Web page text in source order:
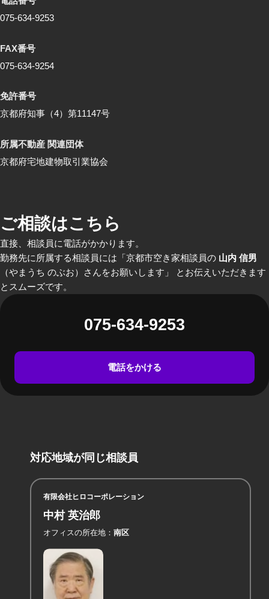
075-634-9253
FAX番号
075-634-9254
免許番号
京都府知事（4）第11147号
所属不動産 関連団体
京都府宅地建物取引業協会
ご相談はこちら
直接、相談員に電話がかかります。
勤務先に所属する相談員には「京都市空き家相談員の 山内 信男
（やまうち のぶお）さんをお願いします」 とお伝えいただきます
とスムーズです。
075-634-9253
電話をかける
対応地域が同じ相談員
有限会社ヒロコーポレーション
中村 英治郎
オフィスの所在地 南区